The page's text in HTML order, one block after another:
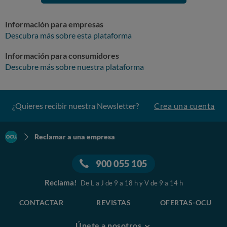
Información para empresas
Descubra más sobre esta plataforma
Información para consumidores
Descubre más sobre nuestra plataforma
¿Quieres recibir nuestra Newsletter? Crea una cuenta
Reclamar a una empresa
900 055 105
Reclama! De L a J de 9 a 18 h y V de 9 a 14 h
CONTACTAR REVISTAS OFERTAS-OCU